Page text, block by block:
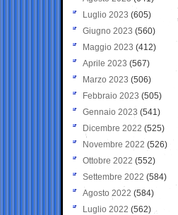
Luglio 2023 (605)
Giugno 2023 (560)
Maggio 2023 (412)
Aprile 2023 (567)
Marzo 2023 (506)
Febbraio 2023 (505)
Gennaio 2023 (541)
Dicembre 2022 (525)
Novembre 2022 (526)
Ottobre 2022 (552)
Settembre 2022 (584)
Agosto 2022 (584)
Luglio 2022 (562)